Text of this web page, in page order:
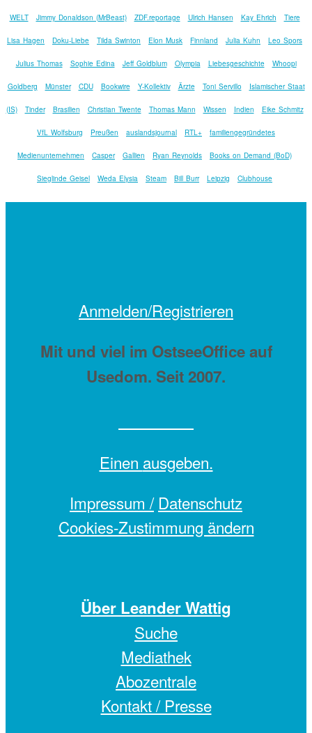
WELT Jimmy Donaldson (MrBeast) ZDF.reportage Ulrich Hansen Kay Ehrich Tiere
Lisa Hagen Doku-Liebe Tilda Swinton Elon Musk Finnland Julia Kuhn Leo Spors
Julius Thomas Sophie Edina Jeff Goldblum Olympia Liebesgeschichte Whoopi
Goldberg Münster CDU Bookwire Y-Kollektiv Ärzte Toni Servillo Islamischer Staat
(IS) Tinder Brasilien Christian Twente Thomas Mann Wissen Indien Eike Schmitz
VfL Wolfsburg Preußen auslandsjournal RTL+ familiengegründetes
Medienunternehmen Casper Gallien Ryan Reynolds Books on Demand (BoD)
Sieglinde Geisel Weda Elysia Steam Bill Burr Leipzig Clubhouse
Anmelden/Registrieren
Mit und viel im OstseeOffice auf
Usedom. Seit 2007.
Einen ausgeben.
Impressum / Datenschutz
Cookies-Zustimmung ändern
Über Leander Wattig
Suche
Mediathek
Abozentrale
Kontakt / Presse